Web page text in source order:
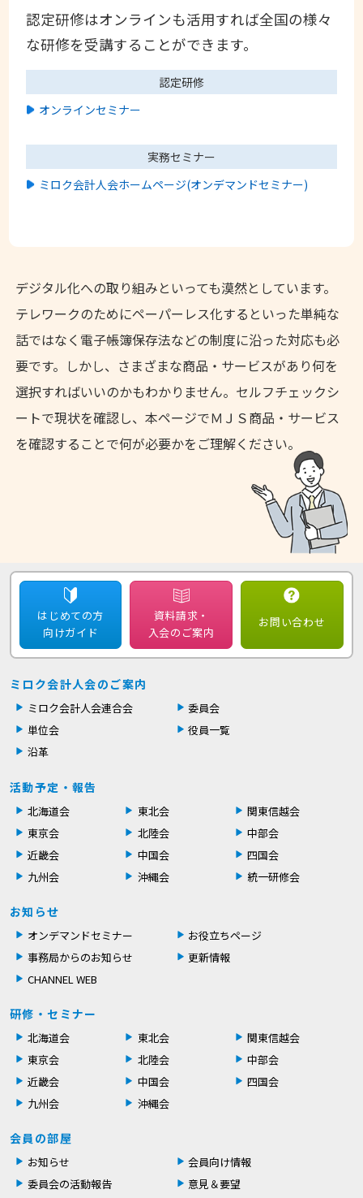
認定研修はオンラインも活用すれば全国の様々
な研修を受講することができます。
認定研修
オンラインセミナー
実務セミナー
ミロク会計人会ホームページ(オンデマンドセミナー)
デジタル化への取り組みといっても漠然としています。
テレワークのためにペーパーレス化するといった単純な
話ではなく電子帳簿保存法などの制度に沿った対応も必
要です。しかし、さまざまな商品・サービスがあり何を
選択すればいいのかもわかりません。セルフチェックシ
ートで現状を確認し、本ページでＭＪＳ商品・サービス
を確認することで何が必要かをご理解ください。
はじめての方
向けガイド
資料請求・
入会のご案内
お問い合わせ
ミロク会計人会のご案内
ミロク会計人会連合会
委員会
単位会
役員一覧
沿革
活動予定・報告
北海道会 東北会
関東信越会
東京会
北陸会
中部会
近畿会
中国会
四国会
九州会
沖縄会 統一研修会
お知らせ
オンデマンドセミナー
お役立ちページ
事務局からのお知らせ
更新情報
CHANNEL WEB
研修・セミナー
北海道会 東北会
関東信越会
東京会
北陸会
中部会
近畿会
中国会
四国会
九州会
沖縄会
会員の部屋
お知らせ
会員向け情報
委員会の活動報告
意見＆要望